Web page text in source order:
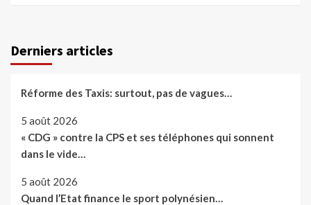
Derniers articles
Réforme des Taxis: surtout, pas de vagues…
5 août 2026
« CDG » contre la CPS et ses téléphones qui sonnent
dans le vide…
5 août 2026
Quand l’Etat finance le sport polynésien…